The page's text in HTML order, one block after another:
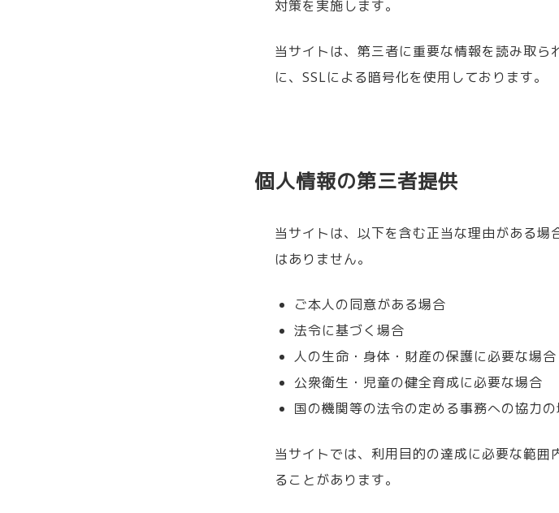
対策を実施します。
当サイトは、第三者に重要な情報を読み取
に、SSLによる暗号化を使用しております。
個人情報の第三者提供
当サイトは、以下を含む正当な理由がある
はありません。
ご本人の同意がある場合
法令に基づく場合
人の生命・身体・財産の保護に必要な場合
公衆衛生・児童の健全育成に必要な場合
国の機関等の法令の定める事務への協力
当サイトでは、利用目的の達成に必要な範
ることがあります。